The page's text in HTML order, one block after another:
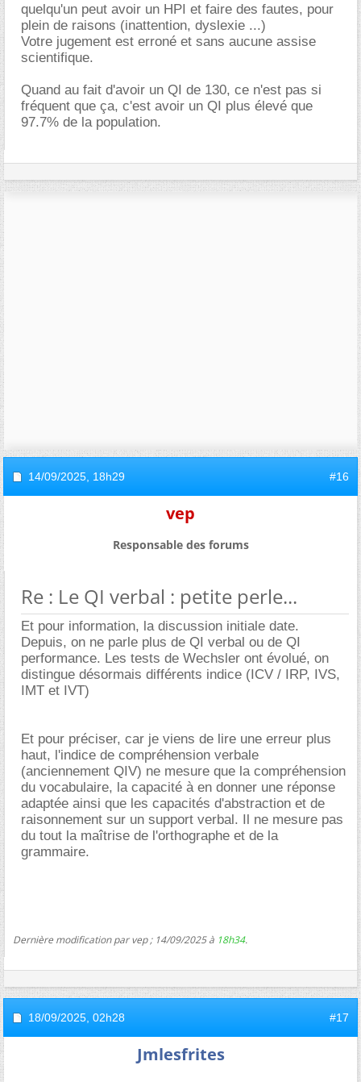
quelqu'un peut avoir un HPI et faire des fautes, pour
plein de raisons (inattention, dyslexie ...)
Votre jugement est erroné et sans aucune assise
scientifique.
Quand au fait d'avoir un QI de 130, ce n'est pas si
fréquent que ça, c'est avoir un QI plus élevé que
97.7% de la population.
14/09/2025, 18h29 #16
vep
Responsable des forums
Re : Le QI verbal : petite perle...
Et pour information, la discussion initiale date.
Depuis, on ne parle plus de QI verbal ou de QI
performance. Les tests de Wechsler ont évolué, on
distingue désormais différents indice (ICV / IRP, IVS,
IMT et IVT)
Et pour préciser, car je viens de lire une erreur plus
haut, l'indice de compréhension verbale
(anciennement QIV) ne mesure que la compréhension
du vocabulaire, la capacité à en donner une réponse
adaptée ainsi que les capacités d'abstraction et de
raisonnement sur un support verbal. Il ne mesure pas
du tout la maîtrise de l'orthographe et de la
grammaire.
Dernière modification par vep ; 14/09/2025 à 18h34.
18/09/2025, 02h28 #17
Jmlesfrites